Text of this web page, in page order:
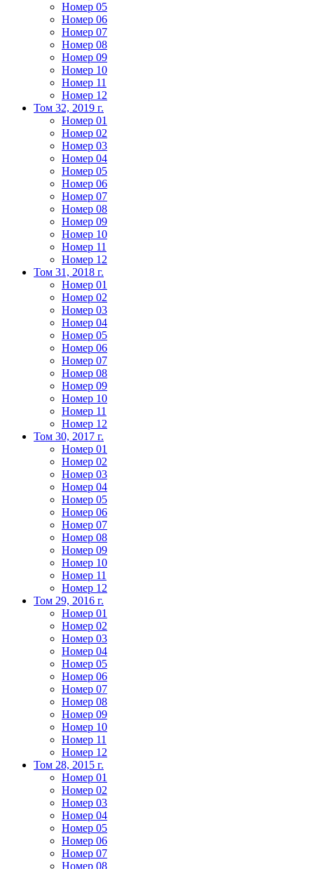
Номер 05
Номер 06
Номер 07
Номер 08
Номер 09
Номер 10
Номер 11
Номер 12
Том 32, 2019 г.
Номер 01
Номер 02
Номер 03
Номер 04
Номер 05
Номер 06
Номер 07
Номер 08
Номер 09
Номер 10
Номер 11
Номер 12
Том 31, 2018 г.
Номер 01
Номер 02
Номер 03
Номер 04
Номер 05
Номер 06
Номер 07
Номер 08
Номер 09
Номер 10
Номер 11
Номер 12
Том 30, 2017 г.
Номер 01
Номер 02
Номер 03
Номер 04
Номер 05
Номер 06
Номер 07
Номер 08
Номер 09
Номер 10
Номер 11
Номер 12
Том 29, 2016 г.
Номер 01
Номер 02
Номер 03
Номер 04
Номер 05
Номер 06
Номер 07
Номер 08
Номер 09
Номер 10
Номер 11
Номер 12
Том 28, 2015 г.
Номер 01
Номер 02
Номер 03
Номер 04
Номер 05
Номер 06
Номер 07
Номер 08